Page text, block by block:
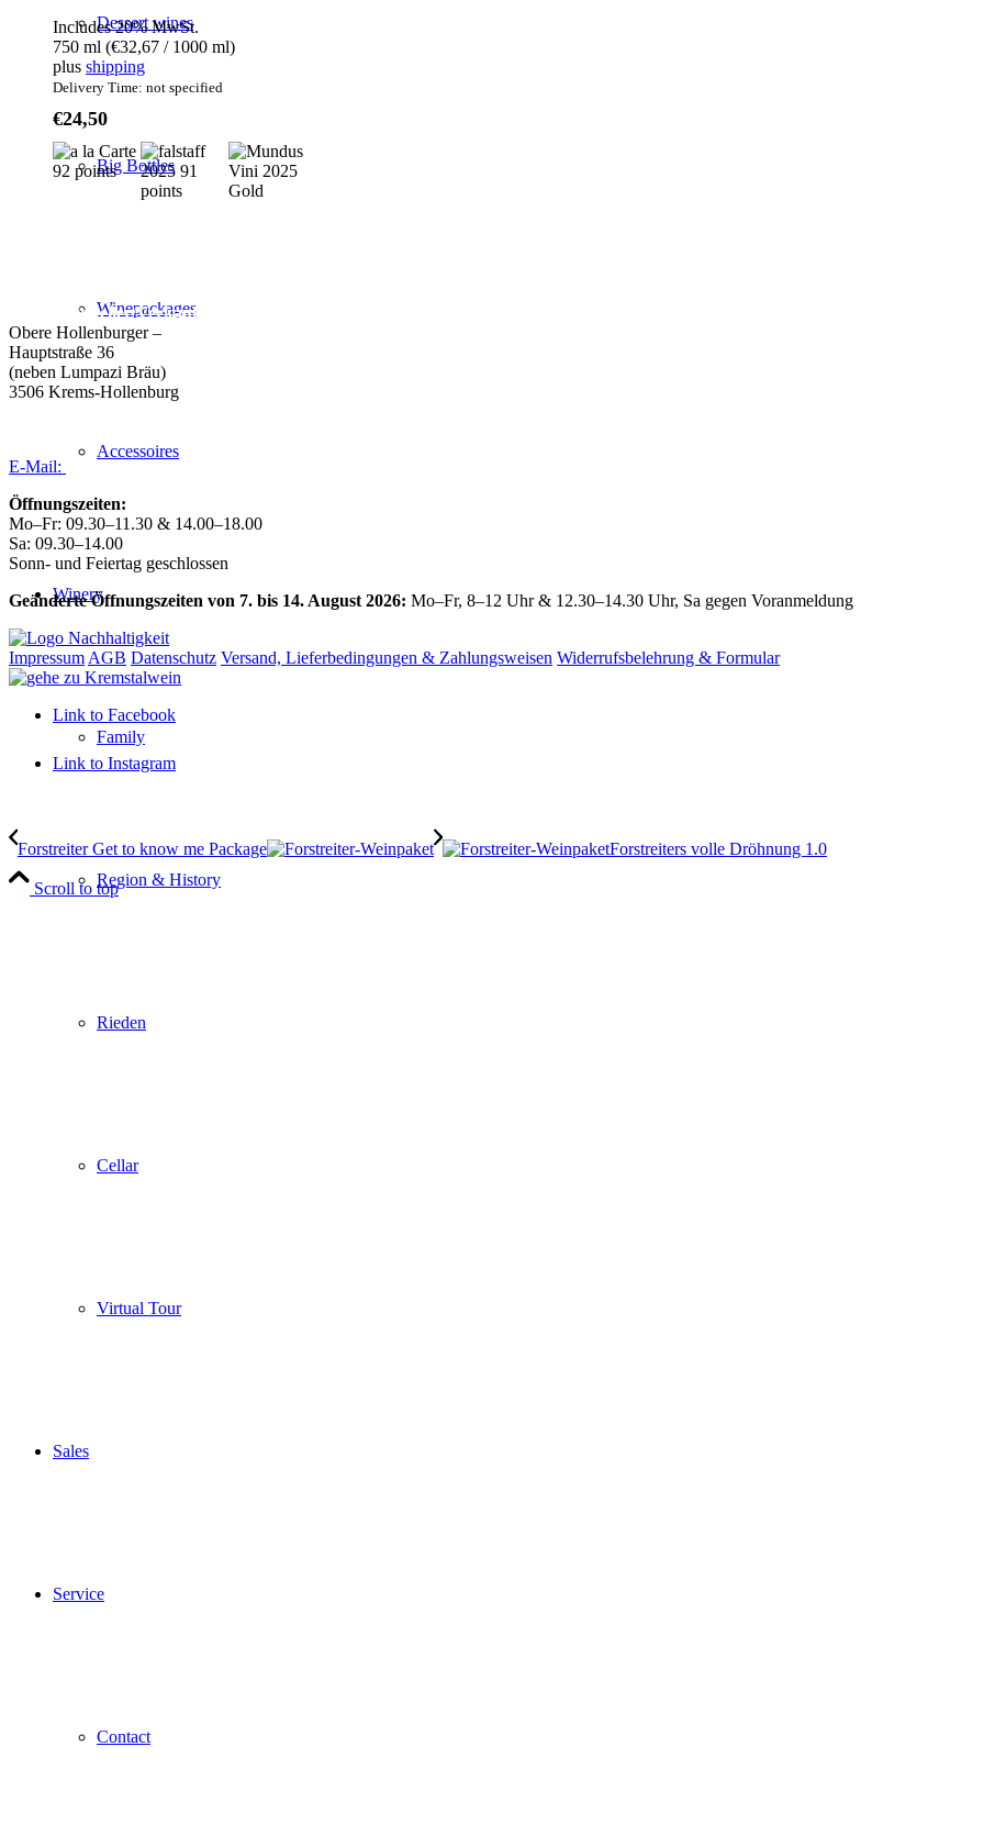
Dessert wines
Big Bottles
Winepackages
Accessoires
Winery
Family
Region & History
Rieden
Cellar
Virtual Tour
Sales
Service
Contact
Includes 20% MwSt.
750 ml (€32,67 / 1000 ml)
plus shipping
Delivery Time: not specified
€24,50
Büro/Weinkeller/Verkauf:
Obere Hollenburger –
Hauptstraße 36
(neben Lumpazi Bräu)
3506 Krems-Hollenburg
E-Mail:
Öffnungszeiten:
Mo–Fr: 09.30–11.30 & 14.00–18.00
Sa: 09.30–14.00
Sonn- und Feiertag geschlossen
Geänderte Öffnungszeiten von 7. bis 14. August 2026: Mo–Fr, 8–12 Uhr & 12.30–14.30 Uhr, Sa gegen Voranmeldung
Impressum AGB Datenschutz Versand, Lieferbedingungen & Zahlungsweisen Widerrufsbelehrung & Formular
Link to Facebook
Link to Instagram
Forstreiter Get to know me Package Forstreiters volle Dröhnung 1.0
Scroll to top